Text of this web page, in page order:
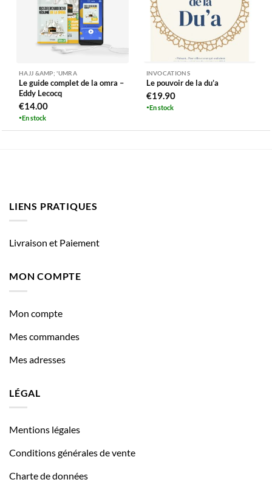
HAJJ &AMP; 'UMRA
Le guide complet de la omra –
Eddy Lecocq
€14.00
En stock
INVOCATIONS
Le pouvoir de la du’a
€19.90
En stock
LIENS PRATIQUES
Livraison et Paiement
MON COMPTE
Mon compte
Mes commandes
Mes adresses
LÉGAL
Mentions légales
Conditions générales de vente
Charte de données